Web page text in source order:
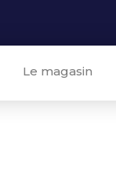
Le magasin